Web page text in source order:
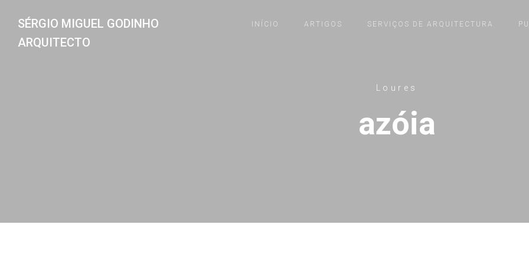
SÉRGIO MIGUEL GODINHO
ARQUITECTO
INÍCIO ARTIGOS SERVIÇOS DE ARQUITECTURA
Loures
azóia